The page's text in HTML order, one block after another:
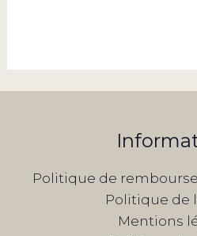
Politique de
Politique de
Mentions